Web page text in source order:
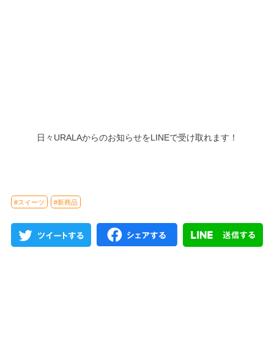
日々URALAからのお知らせをLINEで受け取れます！
#スイーツ #新商品